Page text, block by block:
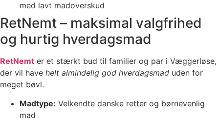
med lavt madoverskud
RetNemt – maksimal valgfrihed
og hurtig hverdagsmad
RetNemt er et stærkt bud til familier og par i Væggerløse,
der vil have helt almindelig god hverdagsmad uden for
meget bøvl.
Madtype: Velkendte danske retter og børnevenlig
mad